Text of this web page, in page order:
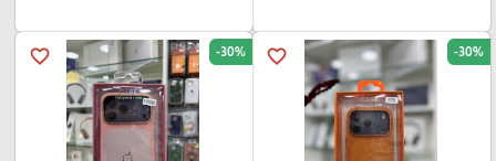
favorite_border -30%
favorite_border -30%